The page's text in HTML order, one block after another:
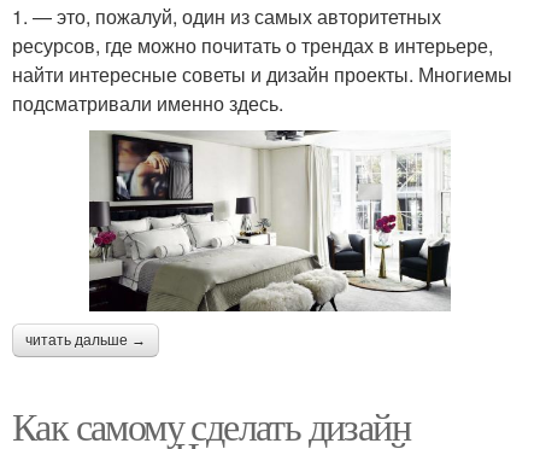
1. — это, пожалуй, один из самых авторитетных
ресурсов, где можно почитать о трендах в интерьере,
найти интересные советы и дизайн проекты. Многиемы
подсматривали именно здесь.
читать дальше →
Как самому сделать дизайн